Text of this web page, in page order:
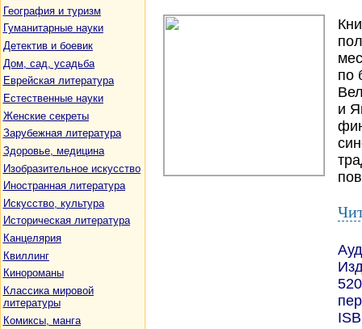
География и туризм
Гуманитарные науки
Детектив и боевик
Дом, сад, усадьба
Еврейская литература
Естественные науки
Женские секреты
Зарубежная литература
Здоровье, медицина
Изобразительное искусство
Иностранная литература
Искусство, культура
Историческая литература
Канцелярия
Квиллинг
Кинороманы
Классика мировой
литературы
Комиксы, манга
по
и